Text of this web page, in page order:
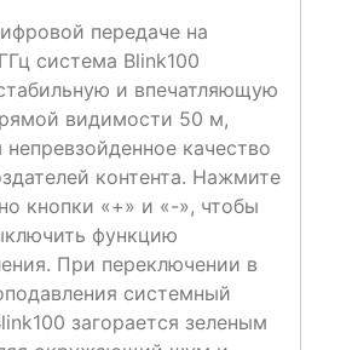
передаче на
система Blink100
и впечатляющую
видимости 50 м,
непревзойденное качество
контента. Нажмите
кнопки «+» и «-», чтобы
функцию
При переключении в
системный
загорается зеленым